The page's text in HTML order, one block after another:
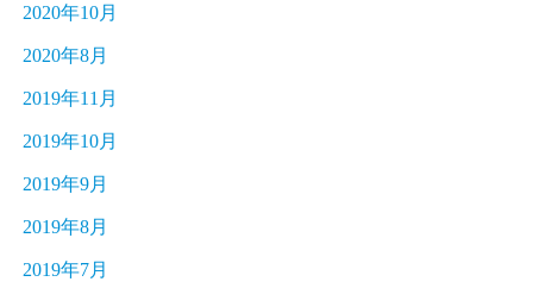
2020年10月
2020年8月
2019年11月
2019年10月
2019年9月
2019年8月
2019年7月